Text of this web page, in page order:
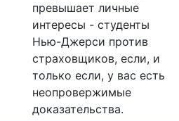
превышает личные
интересы - студенты
Нью-Джерси против
страховщиков, если, и
только если, у вас есть
неопровержимые
доказательства.